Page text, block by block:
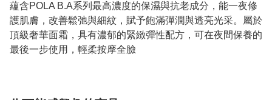
蘊含POLA B.A系列最高濃度的保濕與抗老成分，能一夜修
護肌膚，改善鬆弛與細紋，賦予飽滿彈潤與透亮光采。屬於
頂級奢華面霜，具有濃郁的緊緻彈性配方，可在夜間保養的
最後一步使用，輕柔按摩全臉